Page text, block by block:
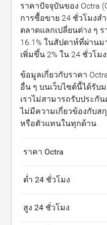
ราคาปัจจุบันของ Octra
การซื้อขาย 24 ชั่วโมงส
ตลาดแลกเปลี่ยนต่าง ๆ
16.1% ในสัปดาห์ที่ผ่านม
เพิ่มขึ้น 2% ใน 24 ชั่วโม
ข้อมูลเกี่ยวกับราคา
อื่น ๆ บนเว็บไซต์นี้ได้รับ
เราไม่สามารถรับประกัน
ไม่มีความเกี่ยวข้องกับส
หรือตัวแทนในทุกด้าน
ราคา Octra
ต่ำ 24 ชั่วโมง
สูง 24 ชั่วโมง